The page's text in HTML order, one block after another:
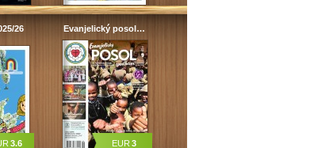
26
3.6
Evanjelický posol…
EUR 3